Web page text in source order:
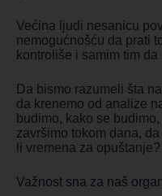
Većina ljudi nesanicu
nemogućnošću da prati
kontroliše i samim tim
Da bismo razumeli šta
da krenemo od analize
budimo, kako se
završimo tokom dana,
li vremena za opuštanje?
Važnost sna za naš